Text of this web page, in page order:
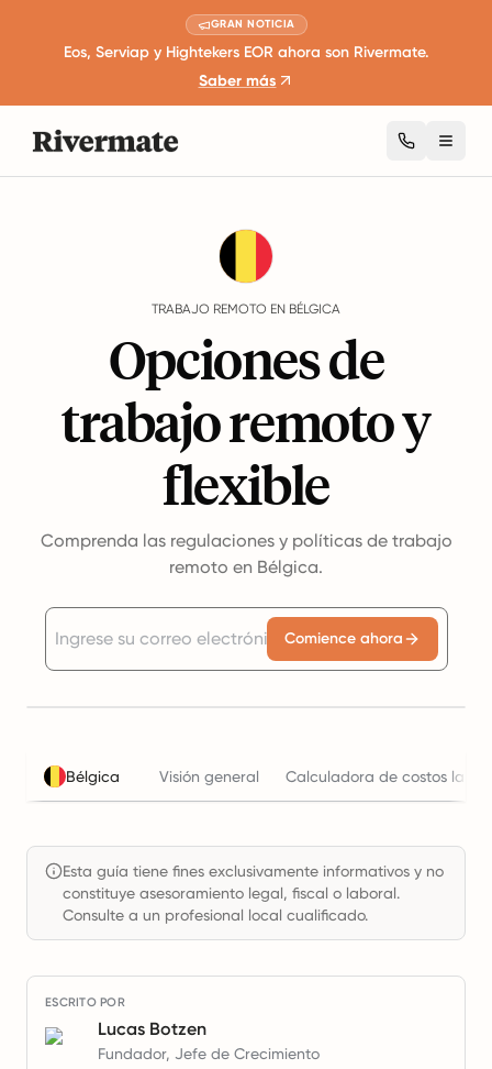
GRAN NOTICIA
Eos, Serviap y Hightekers EOR ahora son Rivermate.
Saber más
TRABAJO REMOTO EN BÉLGICA
Opciones de
trabajo remoto y
flexible
Comprenda las regulaciones y políticas de trabajo
remoto en Bélgica.
Comience ahora
Bélgica Visión general Calculadora de costos
Esta guía tiene fines exclusivamente informativos y no
constituye asesoramiento legal, fiscal o laboral.
Consulte a un profesional local cualificado.
ESCRITO POR
Lucas Botzen
Fundador, Jefe de Crecimiento